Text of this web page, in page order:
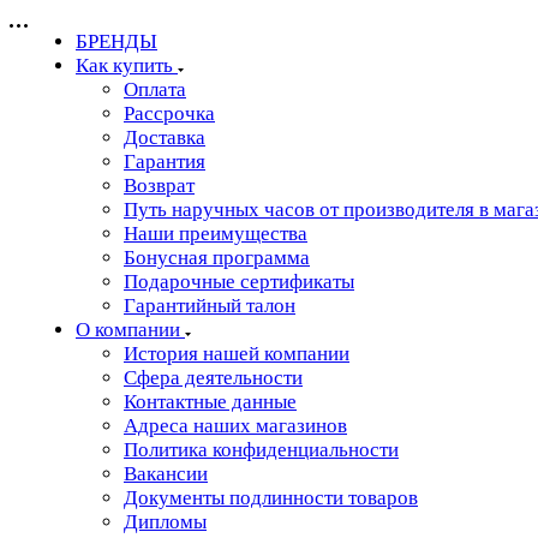
БРЕНДЫ
Как купить
Оплата
Рассрочка
Доставка
Гарантия
Возврат
Путь наручных часов от производителя в
Наши преимущества
Бонусная программа
Подарочные сертификаты
Гарантийный талон
О компании
История нашей компании
Сфера деятельности
Контактные данные
Адреса наших магазинов
Политика конфиденциальности
Вакансии
Документы подлинности товаров
Дипломы